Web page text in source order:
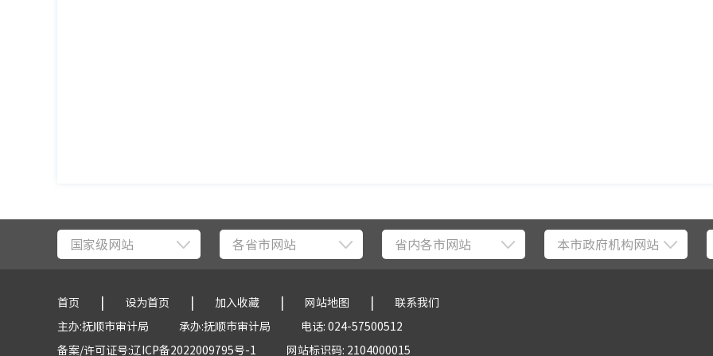
国家级网站 各省市网站 省内各市网站 本市政府机构网站
首页 | 设为首页 | 加入收藏 | 网站地图 |
联系我们
主办:抚顺市审计局
承办:抚顺市审计局
电话: 024-57500512
备案/许可证号:辽ICP备2022009795号-1
网站标识码: 2104000015